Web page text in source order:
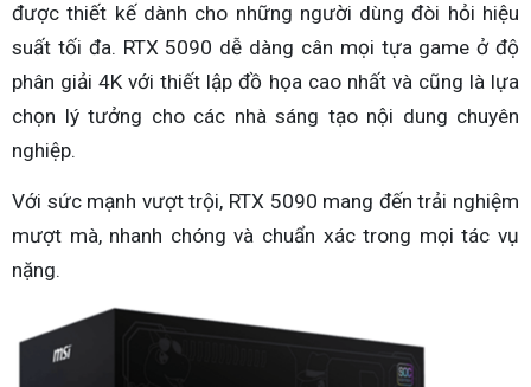
được thiết kế dành cho những người dùng đòi hỏi hiệu
suất tối đa. RTX 5090 dễ dàng cân mọi tựa game ở độ
phân giải 4K với thiết lập đồ họa cao nhất và cũng là lựa
chọn lý tưởng cho các nhà sáng tạo nội dung chuyên
nghiệp.
Với sức mạnh vượt trội, RTX 5090 mang đến trải nghiệm
mượt mà, nhanh chóng và chuẩn xác trong mọi tác vụ
nặng.